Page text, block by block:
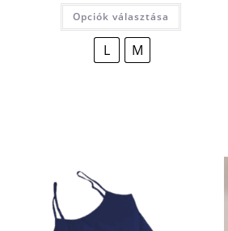
Opciók választása
L M